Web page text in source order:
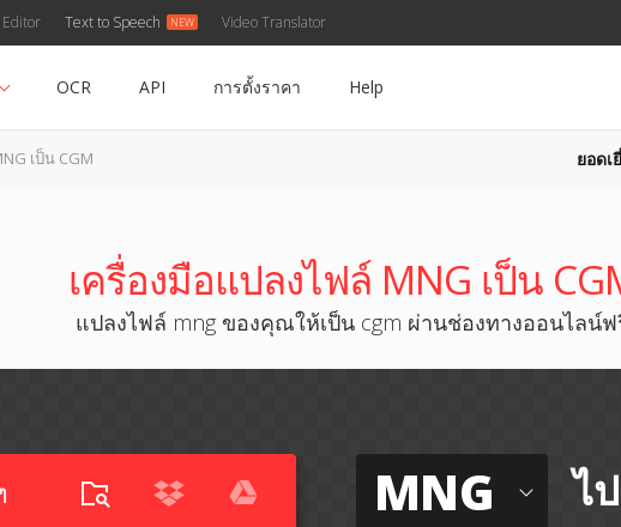
Editor Text to Speech Video Translator
OCR API การตั้งราคา Help
เป็น CGM ยอดเ
เครื่องมือแปลงไฟล์ MNG เป็น
แปลงไฟล์ mng ของคุณให้เป็น cgm ผ่านช่องทางออนไลน์ฟ
MNG ไ